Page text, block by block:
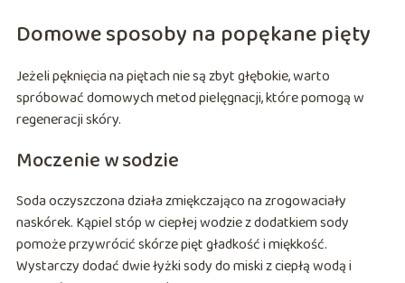
Domowe sposoby na popękane pięty
Jeżeli pęknięcia na piętach nie są zbyt głębokie, warto
spróbować domowych metod pielęgnacji, które pomogą w
regeneracji skóry.
Moczenie w sodzie
Soda oczyszczona działa zmiękczająco na zrogowaciały
naskórek. Kąpiel stóp w ciepłej wodzie z dodatkiem sody
pomoże przywrócić skórze pięt gładkość i miękkość.
Wystarczy dodać dwie łyżki sody do miski z ciepłą wodą i